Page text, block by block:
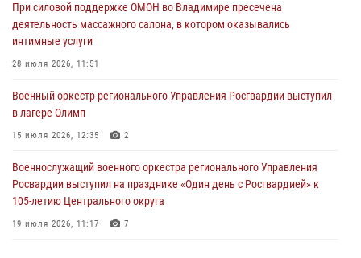
20 июля 2026, 06:33 4
Военнослужащий военного оркестра регионального Управления
Росвардии выступил на празднике «Один день с Росгвардией» к
19 июля 2026, 11:17 7
Начальник территориального Управления Росгвардии проверил
17 июля 2026, 12:02 2
При силовой поддержке ОМОН во Владимире пресечена
деятельность массажного салона, в котором оказывались
интимные услуги
28 июля 2026, 11:51
Военный оркестр регионального Управления Росгвардии выступил
в лагере Олимп
15 июля 2026, 12:35 2
Военнослужащий военного оркестра регионального Управления
Росвардии выступил на празднике «Один день с Росгвардией» к
105-летию Центрального округа
19 июля 2026, 11:17 7